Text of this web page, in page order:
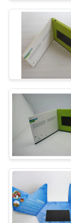
ทัวร์
โรงงาน
ควบคุม
คุณภาพ
ติดต่อ
เรา
การ์
การ์